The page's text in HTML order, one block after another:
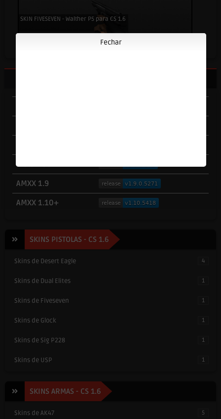
SKIN FIVESEVEN - Walther P5 para CS 1.6
Metamod-r
AMXX 1.9
AMXX 1.10+
SKINS PISTOLAS - CS 1.6
Skins de Desert Eagle 4
Skins de Dual Elites 1
Skins de Fiveseven 1
Skins de Glock 1
Skins de Sig P228 1
Skins de USP 1
SKINS ARMAS - CS 1.6
Skins de AK47 5
Fechar